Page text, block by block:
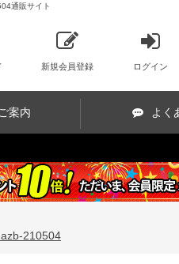
通販サイト
新規会員登録 ログイン
案内 よく
210504